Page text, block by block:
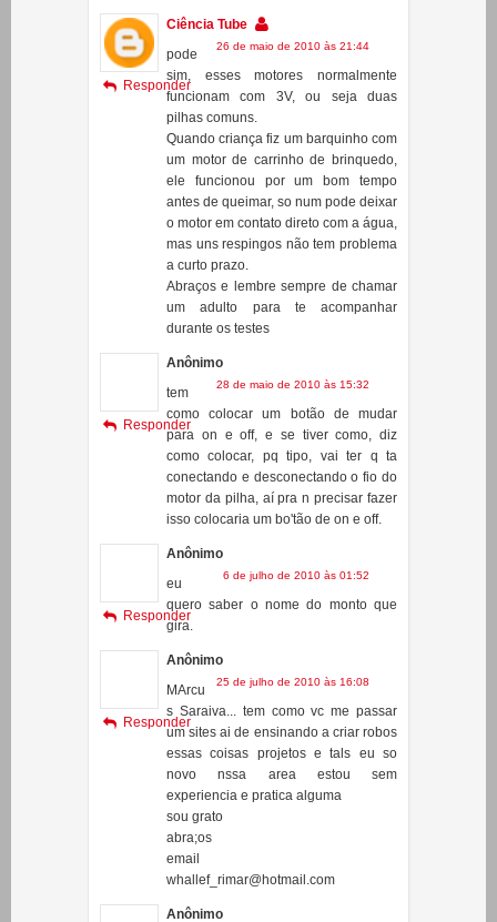
funcionam com 3V, ou seja duas
pilhas comuns.
Quando criança fiz um barquinho com
um motor de carrinho de brinquedo,
ele funcionou por um bom tempo
antes de queimar, so num pode deixar
o motor em contato direto com a água,
mas uns respingos não tem problema
Abraços e lembre sempre de chamar
um adulto para te acompanhar
durante os testes
Responder
Anônimo
28 de maio de 2010 às 15:32
para on e off, e se tiver como, diz
como colocar, pq tipo, vai ter q ta
motor da pilha, aí pra n precisar fazer
isso colocaria um bo'tão de on e off.
Responder
Anônimo
6 de julho de 2010 às 01:52
gira.
Responder
Anônimo
25 de julho de 2010 às 16:08
MArcu
s Saraiva... tem como vc me passar
um sites ai de ensinando a criar robos
essas coisas projetos e tals eu so
experiencia e pratica alguma
whallef_rimar@hotmail.com
Responder
Anônimo
15 de setembro de 2010 às 21:28
sou iniciante neste tipo de atividade e
eu fiz um mini roô com duas
Responder